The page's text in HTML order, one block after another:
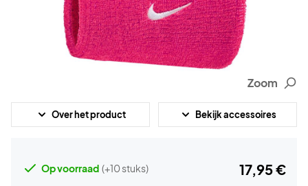
Zoom
Over het product Bekijk accessoires
Op voorraad (+10 stuks) 17,95 €